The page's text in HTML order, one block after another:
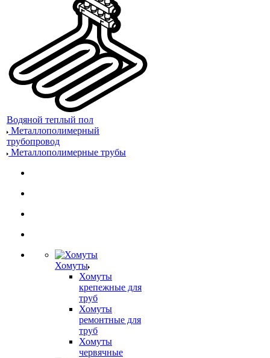
Водяной теплый пол
Металлополимерный
трубопровод
Металлополимерные трубы
Хомуты
Хомуты
крепежные для
труб
Хомуты
ремонтные для
труб
Хомуты
червячные